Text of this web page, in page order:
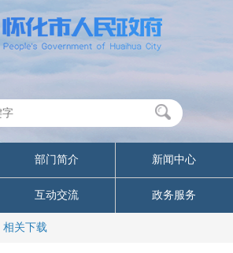
部门简介 新闻中心
互动交流 政务服务
相关下载